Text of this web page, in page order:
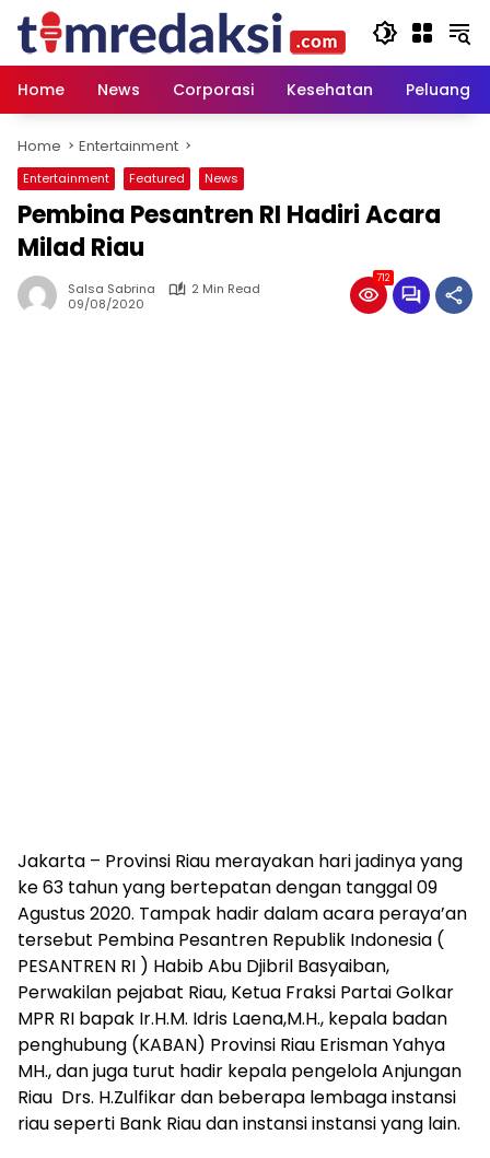
content
Home
News Corporasi Kesehatan Peluang
Home Entertainment
Entertainment Featured News
Pembina Pesantren RI Hadiri Acara
Milad Riau
Salsa Sabrina
2 Min Read
09/08/2020
712
Jakarta – Provinsi Riau merayakan hari jadinya yang
ke 63 tahun yang bertepatan dengan tanggal 09
Agustus 2020. Tampak hadir dalam acara peraya’an
tersebut Pembina Pesantren Republik Indonesia (
PESANTREN RI ) Habib Abu Djibril Basyaiban,
Perwakilan pejabat Riau, Ketua Fraksi Partai Golkar
MPR RI bapak Ir.H.M. Idris Laena,M.H., kepala badan
penghubung (KABAN) Provinsi Riau Erisman Yahya
MH., dan juga turut hadir kepala pengelola Anjungan
Riau Drs. H.Zulfikar dan beberapa lembaga instansi
riau seperti Bank Riau dan instansi instansi yang lain.